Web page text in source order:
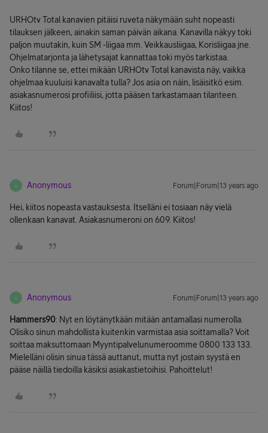
URHOtv Total kanavien pitäisi ruveta näkymään suht nopeasti
tilauksen jälkeen, ainakin saman päivän aikana. Kanavilla näkyy toki
paljon muutakin, kuin SM -liigaa mm. Veikkausliigaa, Korisliigaa jne.
Ohjelmatarjonta ja lähetysajat kannattaa toki myös tarkistaa.
Onko tilanne se, ettei mikään URHOtv Total kanavista näy, vaikka
ohjelmaa kuuluisi kanavalta tulla? Jos asia on näin, lisäisitkö esim.
asiakasnumerosi profiiliisi, jotta pääsen tarkastamaan tilanteen.
Kiitos!
A Anonymous Forum|Forum|13 years ago
Hei, kiitos nopeasta vastauksesta. Itselläni ei tosiaan näy vielä
ollenkaan kanavat. Asiakasnumeroni on 609. Kiitos!
A Anonymous Forum|Forum|13 years ago
Hammers90: Nyt en löytänytkään mitään antamallasi numerolla.
Olisiko sinun mahdollista kuitenkin varmistaa asia soittamalla? Voit
soittaa maksuttomaan Myyntipalvelunumeroomme 0800 133 133.
Mielelläni olisin sinua tässä auttanut, mutta nyt jostain syystä en
pääse näillä tiedoilla käsiksi asiakastietoihisi. Pahoittelut!